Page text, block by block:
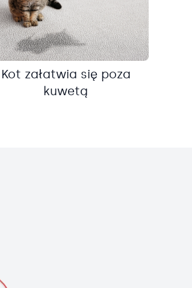
Kot załatwia się poza
kuwetą